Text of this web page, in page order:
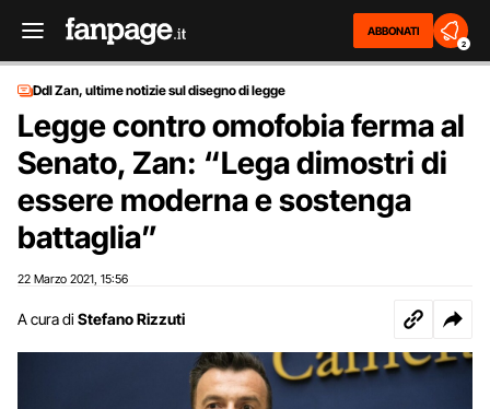
ABBONATI
2
Ddl Zan, ultime notizie sul disegno di legge
Legge contro omofobia ferma al
Senato, Zan: “Lega dimostri di
essere moderna e sostenga
battaglia”
22 Marzo 2021 15:56
A cura di Stefano Rizzuti